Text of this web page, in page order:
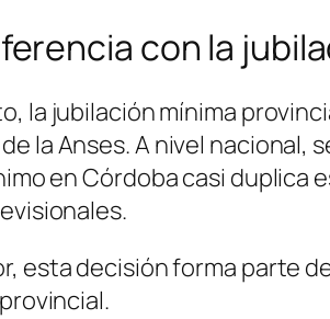
con la
la jubilación mínima
de la Anses. A nivel nacional,
en Córdoba casi
esta decisión forma parte